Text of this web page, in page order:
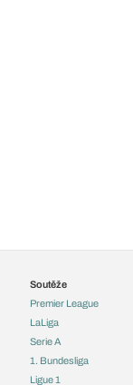
Soutěže
Premier League
LaLiga
Serie A
1. Bundesliga
Ligue 1